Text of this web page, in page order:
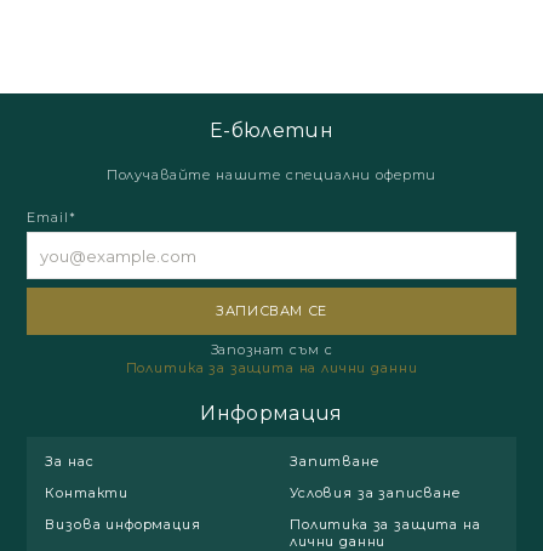
Е-бюлетин
Получавайте нашите специални оферти
Email*
Запознат съм с
Политика за защита на лични данни
Информация
За нас
Запитване
Контакти
Условия за записване
Визова информация
Политика за защита на
лични данни